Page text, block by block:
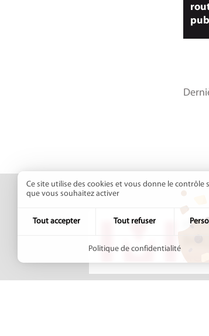
Ce site utilise des cookies et vous donne le contrôle
que vous souhaitez activer
Tout accepter Tout refuser
Politique de confidentialité